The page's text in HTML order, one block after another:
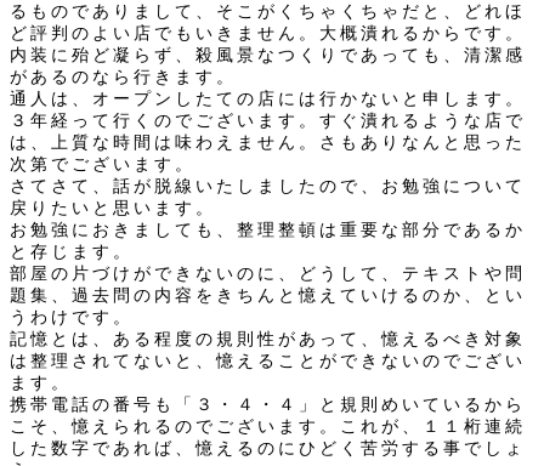
るものでありまして、そこがくちゃくちゃだと、どれほ
ど評判のよい店でもいきません。大概潰れるからです。
内装に殆ど凝らず、殺風景なつくりであっても、清潔感
があるのなら行きます。
通人は、オープンしたての店には行かないと申します。
３年経って行くのでございます。すぐ潰れるような店で
は、上質な時間は味わえません。さもありなんと思った
次第でございます。
さてさて、話が脱線いたしましたので、お勉強について
戻りたいと思います。
お勉強におきましても、整理整頓は重要な部分であるか
と存じます。
部屋の片づけができないのに、どうして、テキストや問
題集、過去問の内容をきちんと憶えていけるのか、とい
うわけです。
記憶とは、ある程度の規則性があって、憶えるべき対象
は整理されてないと、憶えることができないのでござい
ます。
携帯電話の番号も「３・４・４」と規則めいているから
こそ、憶えられるのでございます。これが、１１桁連続
した数字であれば、憶えるのにひどく苦労する事でしょ